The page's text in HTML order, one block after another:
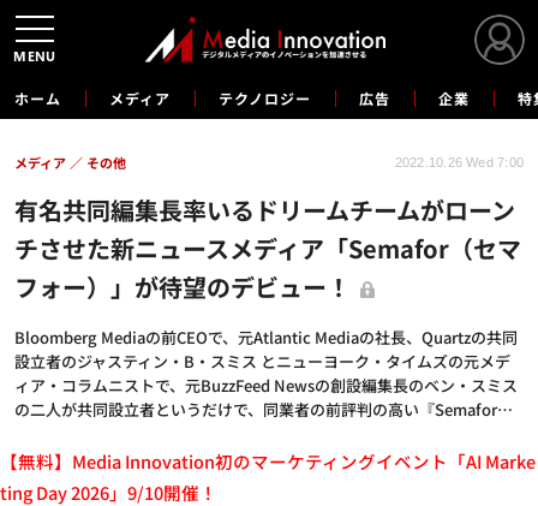
ホーム メディア テクノロジー 広告 企業 特
有名共同編集長率いるドリームチームがローン
チさせた新ニュースメディア「Semafor（セマ
フォー）」が待望のデビュー！
Bloomberg Mediaの前CEOで、元Atlantic Mediaの社長、Quartzの共同
設立者のジャスティン・B・スミス とニューヨーク・タイムズの元メデ
ィア・コラムニストで、元BuzzFeed Newsの創設編集長のベン・スミス
の二人が共同設立者というだけで、同業者の前評判の高い『Semafor…
メディア その他 2022.10.26 Wed 7:00
【無料】Media Innovation初のマーケティングイベント「AI Marke
ting Day 2026」9/10開催！
MENU